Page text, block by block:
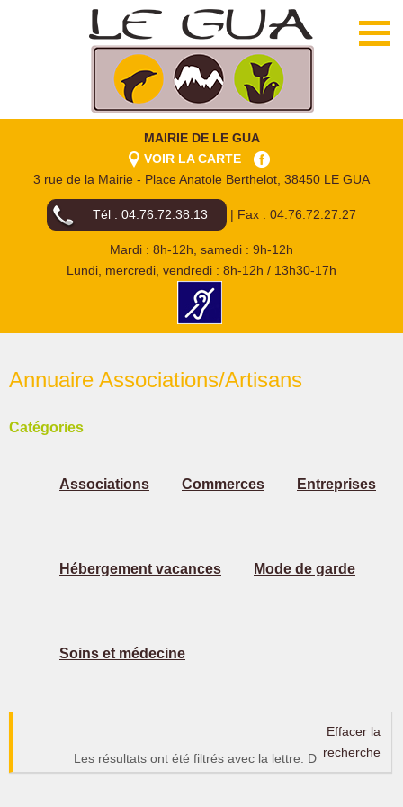
MAIRIE DE LE GUA
VOIR LA CARTE
3 rue de la Mairie - Place Anatole Berthelot, 38450 LE GUA
Tél : 04.76.72.38.13 | Fax : 04.76.72.27.27
Mardi : 8h-12h, samedi : 9h-12h
Lundi, mercredi, vendredi : 8h-12h / 13h30-17h
Annuaire Associations/Artisans
Catégories
Associations Commerces Entreprises
Hébergement vacances Mode de garde
Soins et médecine
Les résultats ont été filtrés avec la lettre: D
Effacer la
recherche